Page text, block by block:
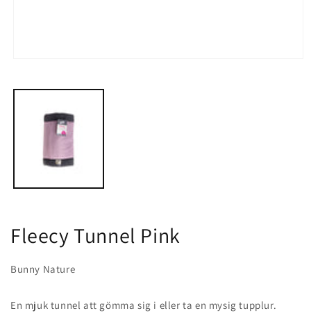
Fleecy Tunnel Pink
Bunny Nature
En mjuk tunnel att gömma sig i eller ta en mysig tupplur.